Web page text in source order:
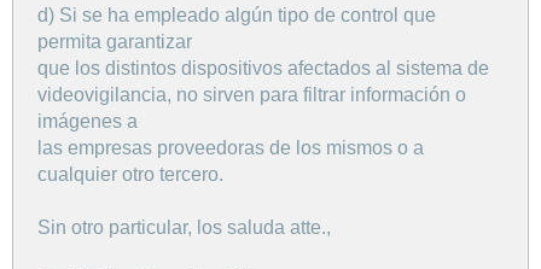
d) Si se ha empleado algún tipo de control que
permita garantizar
que los distintos dispositivos afectados al sistema de
videovigilancia, no sirven para filtrar información o
imágenes a
las empresas proveedoras de los mismos o a
cualquier otro tercero.
Sin otro particular, los saluda atte.,